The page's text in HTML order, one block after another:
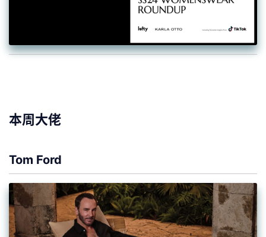
本周大佬
Tom Ford